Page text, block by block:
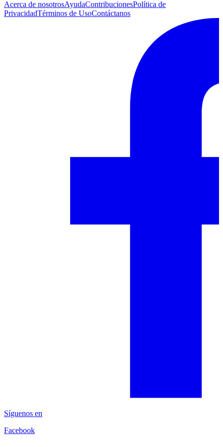
Acerca de nosotrosAyudaContribucionesPolítica de
PrivacidadTérminos de UsoContáctanos
Síguenos en
Facebook